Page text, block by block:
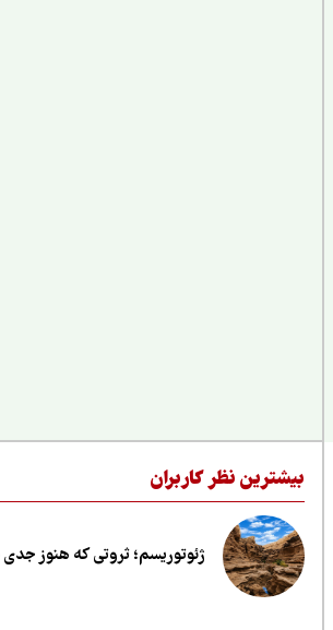
نظر کاربران
ژئوتوریسم؛ ثروتی که هنوز جدی